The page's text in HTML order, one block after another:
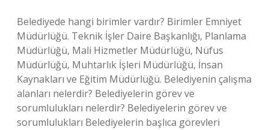
Belediyede hangi birimler vardır? Birimler Emniyet
Müdürlüğü. Teknik İşler Daire Başkanlığı, Planlama
Müdürlüğü, Mali Hizmetler Müdürlüğü, Nüfus
Müdürlüğü, Muhtarlık İşleri Müdürlüğü, İnsan
Kaynakları ve Eğitim Müdürlüğü. Belediyenin çalışma
alanları nelerdir? Belediyelerin görev ve
sorumlulukları nelerdir? Belediyelerin görev ve
sorumlulukları Belediyelerin başlıca görevleri